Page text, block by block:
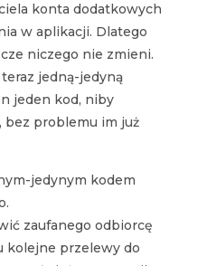
konta dodatkowych
w aplikacji. Dlatego
niczego nie zmieni.
jedną-jedyną
jeden kod, niby
bez problemu im już
jedynym kodem
zaufanego odbiorcę
kolejne przelewy do